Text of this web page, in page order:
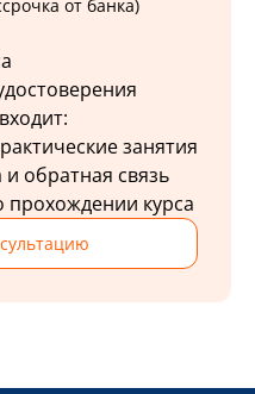
от банка)
занятия
обратная связь
прохождении курса